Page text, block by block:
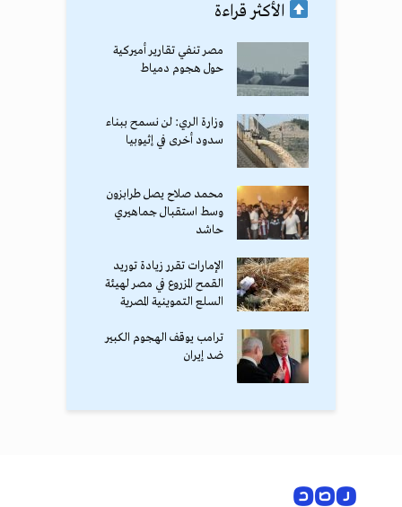
الأكثر قراءة
مصر تنفي تقارير أميركية
حول هجوم دمياط
وزارة الري: لن نسمح ببناء
سدود أخرى في إثيوبيا
محمد صلاح يصل طرابزون
وسط استقبال جماهيري
حاشد
الإمارات تقرر زيادة توريد
القمح المزروع في مصر لهيئة
السلع التموينية المصرية
ترامب يوقف الهجوم الكبير
ضد إيران